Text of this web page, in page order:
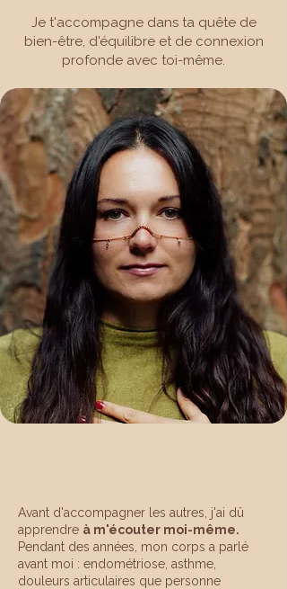
Je t'accompagne dans ta quête de
bien-être, d'équilibre et de connexion
profonde avec toi-même.
Avant d'accompagner les autres, j'ai dû
apprendre à m'écouter moi-même.
Pendant des années, mon corps a parlé
avant moi : endométriose, asthme,
douleurs articulaires que personne